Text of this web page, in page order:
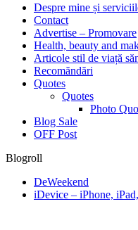
gânduriDespre mine și
Contact
Advertise – Promovare
Health, beauty and
Articole stil de viață
Recomăndări
Quotes
Quotes
Photo
Blog Sale
OFF Post
Blogroll
DeWeekend
iDevice – iPhone,